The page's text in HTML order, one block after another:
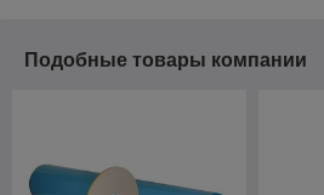
Подобные товары компании